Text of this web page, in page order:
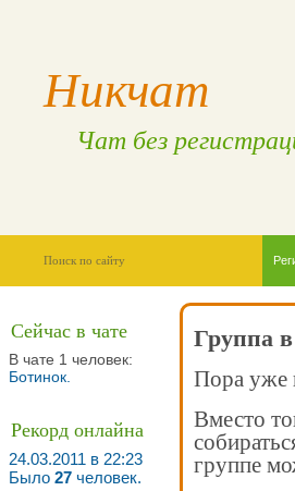
Никчат
Чат без
Сейчас в чате
В чате 1 человек:
Ботинок
Рекорд онлайна
24.03.2011 в 22:23
Было 27 человек.
Группа в
Пора уже
Вместо
группе